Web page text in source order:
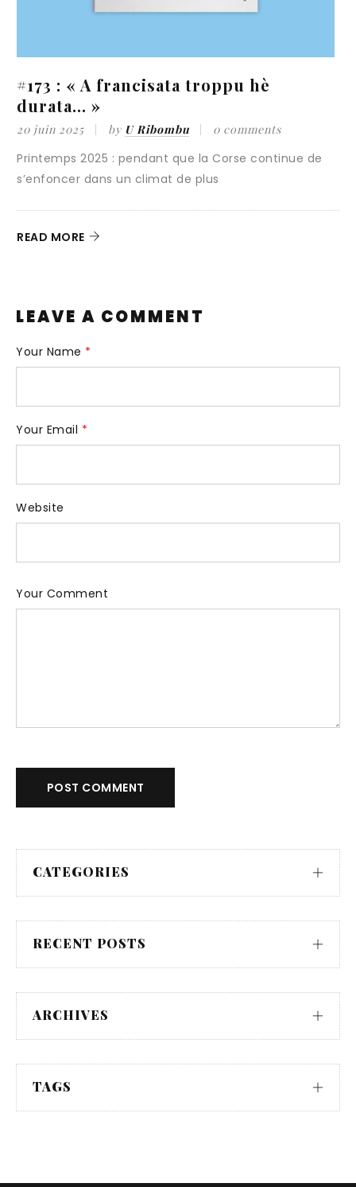
A francisata troppu hè
»
byU Ribombu 0 comments
2025 : pendant que la Corse continue de
dans un climat de plus
15 juillet 2024
“ Galoppa
LEAVE A COMMENT
Your Name *
Your Email *
Website
Your Comment
POST COMMENT
CATEGORIES
RECENT POSTS
ARCHIVES
TAGS